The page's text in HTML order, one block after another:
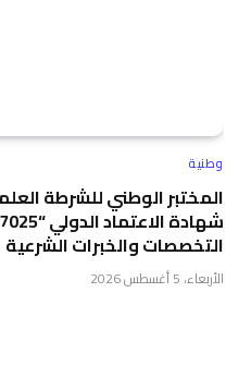
وطنية
المختبر الوطني للشرطة
التخصصات والخبرات الشرعية
الأربعاء، 5 أغسطس 2026